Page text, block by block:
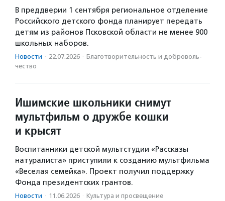
В преддверии 1 сентября региональное отделение
Российского детского фонда планирует передать
детям из районов Псковской области не менее 900
школьных наборов.
Новости · 22.07.2026 · Благотвори­тель­ность и доброволь­
чест­во
Ишимские школьники снимут
мультфильм о дружбе кошки
и крысят
Воспитанники детской мультстудии «Рассказы
натуралиста» приступили к созданию мультфильма
«Веселая семейка». Проект получил поддержку
Фонда президентских грантов.
Новости · 11.06.2026 · Культура и просвещение